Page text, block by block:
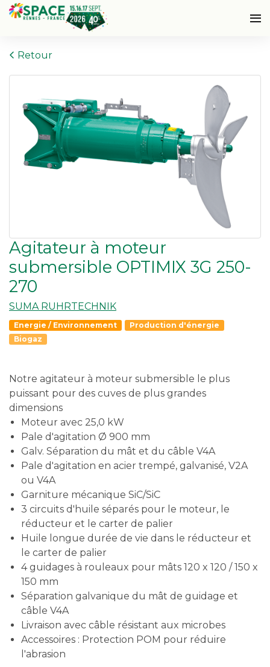
Retour
Agitateur à moteur
submersible OPTIMIX 3G 250-
270
SUMA RUHRTECHNIK
Energie / Environnement
Production d'énergie
Biogaz
Notre agitateur à moteur submersible le plus
puissant pour des cuves de plus grandes
dimensions
Moteur avec 25,0 kW
Pale d'agitation Ø 900 mm
Galv. Séparation du mât et du câble V4A
Pale d'agitation en acier trempé, galvanisé, V2A
ou V4A
Garniture mécanique SiC/SiC
3 circuits d'huile séparés pour le moteur, le
réducteur et le carter de palier
Huile longue durée de vie dans le réducteur et
le carter de palier
4 guidages à rouleaux pour mâts 120 x 120 / 150 x
150 mm
Séparation galvanique du mât de guidage et
câble V4A
Livraison avec câble résistant aux microbes
Accessoires : Protection POM pour réduire
l'abrasion